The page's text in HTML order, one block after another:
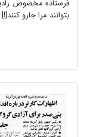
فرستاده مخصوص
بتوانند مرا جارو